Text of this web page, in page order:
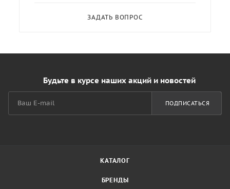
ЗАДАТЬ ВОПРОС
Будьте в курсе наших акций и новостей
ПОДПИСАТЬСЯ
КАТАЛОГ
БРЕНДЫ